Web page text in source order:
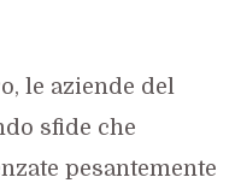
le aziende del
sfide che
pesantemente